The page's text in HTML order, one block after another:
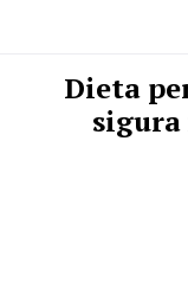
Dieta
sigura